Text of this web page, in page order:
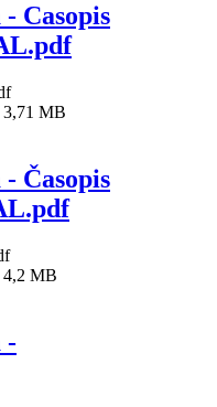
Casopis
MB
Časopis
4,2 MB
-